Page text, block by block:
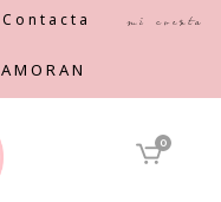
Contacta Mi cuenta
0